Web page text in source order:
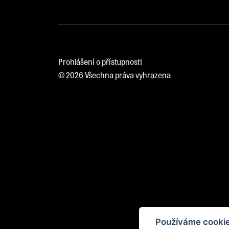
Prohlášení o přístupnosti
© 2026 Všechna práva vyhrazena
Používáme